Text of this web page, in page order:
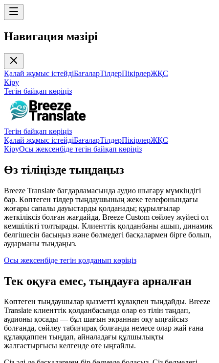
Навигация мәзірі
Қалай жұмыс істейдіБағаларТілдерПікірлерЖҚС
Кіру
Тегін байқап көріңіз
Тегін байқап көріңіз
Қалай жұмыс істейдіБағаларТілдерПікірлерЖҚС
КіруОсы жексенбіде тегін байқап көріңіз
Өз тіліңізде тыңдаңыз
Breeze Translate бағдарламасында аудио шығару мүмкіндігі
бар. Көптеген тілдер тыңдаушының жеке телефонындағы
жоғары сапалы дауыстарды қолданады; құрылғылар
жеткіліксіз болған жағдайда, Breeze Custom сөйлеу жүйесі ол
кемшілікті толтырады. Клиенттік қолданбаны ашып, динамик
белгішесін басыңыз және бөлмедегі басқалармен бірге болып,
аударманы тыңдаңыз.
Осы жексенбіде тегін қолданып көріңіз
Тек оқуға емес, тыңдауға арналған
Көптеген тыңдаушылар қызметті құлақпен тыңдайды. Breeze
Translate клиенттік қолданбасында олар өз тілін таңдап,
аудионы қосады — бұл шағын экраннан оқу ыңғайсыз
болғанда, сөйлеу табиғирақ болғанда немесе олар жай ғана
құлаққаппен тыңдап, айналадағы құлшылықты
жалғастырғысы келгенде өте ыңғайлы.